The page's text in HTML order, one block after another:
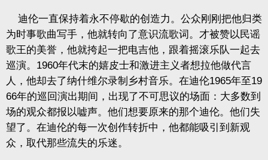
迪伦一直保持着永不停歇的创造力。公众刚刚把他归类
为时事歌曲写手，他就转向了意识流歌词。才被赞以民谣
歌王的美誉，他就挎起一把电吉他，跟着摇滚乐队一起去
巡演。 1960年代末的嬉皮士和激进主义者想拉他做代言
人，他却去了纳什维尔录制乡村音乐。在迪伦1965年至19
66年的巡回演出期间，出现了不可思议的场面：大多数到
场的观众都报以嘘声。他们想要原来的那个迪伦。他们失
望了。在迪伦的每一次创作转折中，他都能吸引到新观
众，取代那些流失的乐迷。